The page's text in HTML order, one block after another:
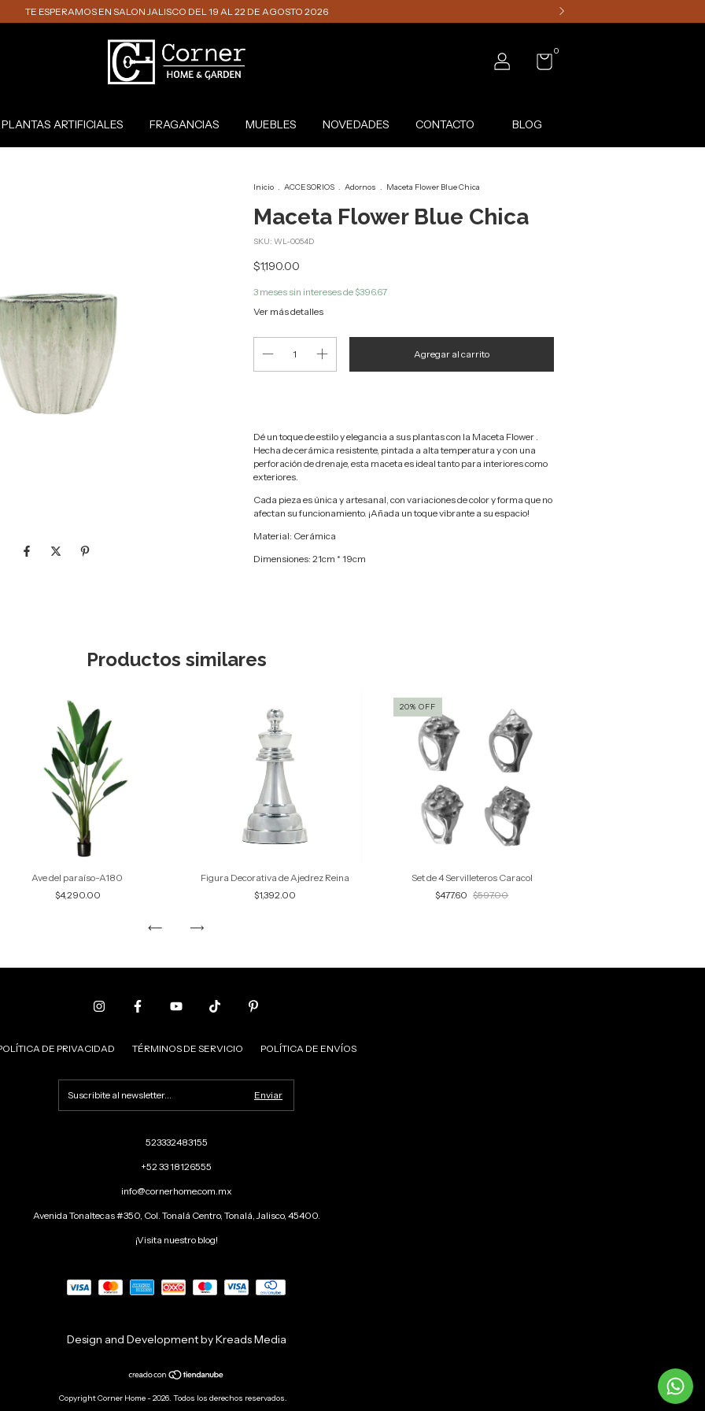
TE ESPERAMOS EN SALON JALISCO DEL 19 AL 22 DE AGOSTO 2026
0
PLANTAS ARTIFICIALES FRAGANCIAS MUEBLES NOVEDADES CONTACTO BLOG
Inicio . ACCESORIOS . Adornos . Maceta Flower Blue Chica
Maceta Flower Blue Chica
SKU: WL-0054D
$1,190.00
3 meses sin intereses de $396.67
Ver más detalles
Dé un toque de estilo y elegancia a sus plantas con la Maceta Flower .
Hecha de cerámica resistente, pintada a alta temperatura y con una
perforación de drenaje, esta maceta es ideal tanto para interiores como
exteriores.
Cada pieza es única y artesanal, con variaciones de color y forma que no
afectan su funcionamiento. ¡Añada un toque vibrante a su espacio!
Material: Cerámica
Dimensiones: 21cm * 19cm
Productos similares
Ave del paraíso-A180
$4,290.00
Figura Decorativa de Ajedrez Reina
$1,392.00
20% OFF
Set de 4 Servilleteros Caracol
$477.60 $597.00
DE PRIVACIDAD TÉRMINOS DE SERVICIO POLÍTICA DE ENVÍOS
523332483155
+52 33 18126555
info@cornerhome.com.mx
Avenida Tonaltecas #350, Col. Tonalá Centro, Tonalá, Jalisco, 45400.
¡Visita nuestro blog!
Design and Development by Kreads Media
Copyright Corner Home - 2026. Todos los derechos reservados.